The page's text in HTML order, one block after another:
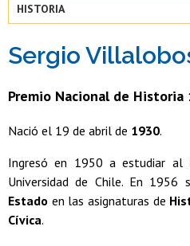
HISTORIA
Sergio
Premio Nacional de Historia
Nació el 19 de abril de 1930.
Ingresó en 1950 a estudiar al
Universidad de Chile. En
Estado en las asignaturas de
Cívica.